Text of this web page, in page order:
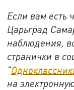
Если вам есть
Царьград
наблюдения,
странички в
"
на